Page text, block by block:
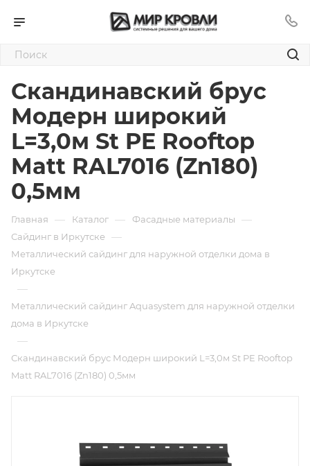
Скандинавский брус
Модерн широкий
L=3,0м St PE Rooftop
Matt RAL7016 (Zn180)
0,5мм
Главная — Каталог — Фасадные материалы —
Сайдинг в Иркутске —
Металлический сайдинг для наружной отделки дома в
Иркутске
—
Металлический сайдинг Aquasystem для наружной отделки
дома в Иркутске
—
Скандинавский брус Модерн широкий L=3,0м St PE Rooftop
Matt RAL7016 (Zn180) 0,5мм